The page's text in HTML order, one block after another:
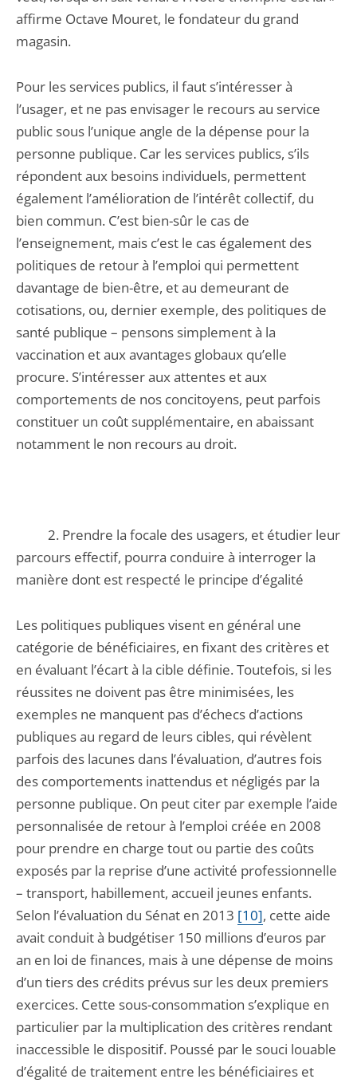
affirme Octave Mouret, le fondateur du grand
magasin.
Pour les services publics, il faut s’intéresser à
l’usager, et ne pas envisager le recours au service
public sous l’unique angle de la dépense pour la
personne publique. Car les services publics, s’ils
répondent aux besoins individuels, permettent
également l’amélioration de l’intérêt collectif, du
bien commun. C’est bien-sûr le cas de
l’enseignement, mais c’est le cas également des
politiques de retour à l’emploi qui permettent
davantage de bien-être, et au demeurant de
cotisations, ou, dernier exemple, des politiques de
santé publique – pensons simplement à la
vaccination et aux avantages globaux qu’elle
procure. S’intéresser aux attentes et aux
comportements de nos concitoyens, peut parfois
constituer un coût supplémentaire, en abaissant
notamment le non recours au droit.
2. Prendre la focale des usagers, et étudier leur
parcours effectif, pourra conduire à interroger la
manière dont est respecté le principe d’égalité
Les politiques publiques visent en général une
catégorie de bénéficiaires, en fixant des critères et
en évaluant l’écart à la cible définie. Toutefois, si les
réussites ne doivent pas être minimisées, les
exemples ne manquent pas d’échecs d’actions
publiques au regard de leurs cibles, qui révèlent
parfois des lacunes dans l’évaluation, d’autres fois
des comportements inattendus et négligés par la
personne publique. On peut citer par exemple l’aide
personnalisée de retour à l’emploi créée en 2008
pour prendre en charge tout ou partie des coûts
exposés par la reprise d’une activité professionnelle
– transport, habillement, accueil jeunes enfants.
Selon l’évaluation du Sénat en 2013 [10], cette aide
avait conduit à budgétiser 150 millions d’euros par
an en loi de finances, mais à une dépense de moins
d’un tiers des crédits prévus sur les deux premiers
exercices. Cette sous-consommation s’explique en
particulier par la multiplication des critères rendant
inaccessible le dispositif. Poussé par le souci louable
d’égalité de traitement entre les bénéficiaires et